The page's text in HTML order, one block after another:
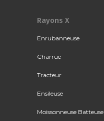
Rayons X
Enrubanneuse
Charrue
Tracteur
Ensileuse
Moissonneuse Batteuse